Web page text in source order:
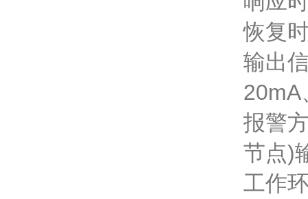
恢复
输出
20mA
报警
节点)
工作